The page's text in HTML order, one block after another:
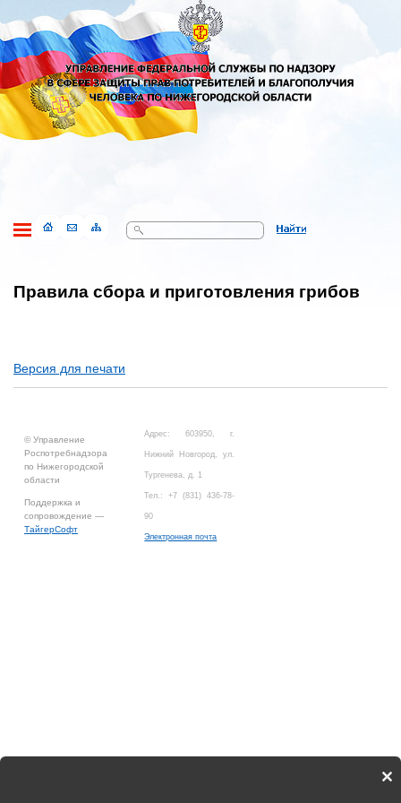
Поиск
Правила сбора и приготовления грибов
Версия для печати
© Управление
Роспотребнадзора
по Нижегородской
области
Поддержка и
сопровождение —
ТайгерСофт
Адрес: 603950, г.
Нижний Новгород, ул.
Тургенева, д. 1
Тел.: +7 (831) 436-78-
90
Электронная почта